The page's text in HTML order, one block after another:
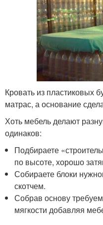
Кровать из пластиковых
матрас, а основание
Хоть мебель делают
одинаков:
Подбираете
по высоте, хорошо
Собираете блоки
скотчем.
Собрав основу
мягкости добавляя